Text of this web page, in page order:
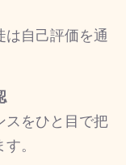
自己評価を通
スをひと目で把
。